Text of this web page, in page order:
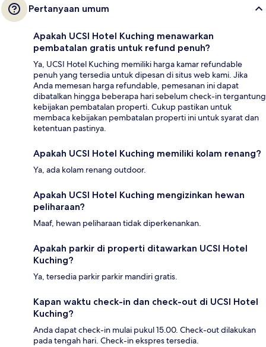
Pertanyaan umum
Apakah UCSI Hotel Kuching menawarkan
pembatalan gratis untuk refund penuh?
Ya, UCSI Hotel Kuching memiliki harga kamar refundable
penuh yang tersedia untuk dipesan di situs web kami. Jika
Anda memesan harga refundable, pemesanan ini dapat
dibatalkan hingga beberapa hari sebelum check-in tergantung
kebijakan pembatalan properti. Cukup pastikan untuk
membaca kebijakan pembatalan properti ini untuk syarat dan
ketentuan pastinya.
Apakah UCSI Hotel Kuching memiliki kolam renang?
Ya, ada kolam renang outdoor.
Apakah UCSI Hotel Kuching mengizinkan hewan
peliharaan?
Maaf, hewan peliharaan tidak diperkenankan.
Apakah parkir di properti ditawarkan UCSI Hotel
Kuching?
Ya, tersedia parkir parkir mandiri gratis.
Kapan waktu check-in dan check-out di UCSI Hotel
Kuching?
Anda dapat check-in mulai pukul 15.00. Check-out dilakukan
pada tengah hari. Check-in ekspres tersedia.